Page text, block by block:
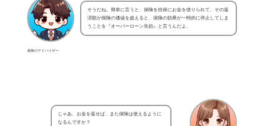
保険のアドバイザー
そうだね。簡単に言うと、保険を担保にお金を借りられて、その返
済額が保険の価値を超えると、保険の効果が一時的に停止してしま
うことを『オーバーローン失効』と言うんだよ。
じゃあ、お金を返せば、また保険は使えるように
なるんですか？